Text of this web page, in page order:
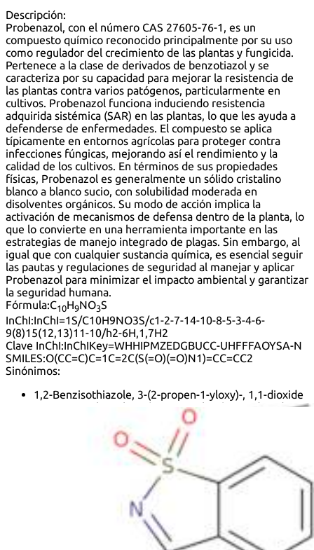
Descripción:
Probenazol, con el número CAS 27605-76-1, es un
compuesto químico reconocido principalmente por su uso
como regulador del crecimiento de las plantas y fungicida.
Pertenece a la clase de derivados de benzotiazol y se
caracteriza por su capacidad para mejorar la resistencia de
las plantas contra varios patógenos, particularmente en
cultivos. Probenazol funciona induciendo resistencia
adquirida sistémica (SAR) en las plantas, lo que les ayuda a
defenderse de enfermedades. El compuesto se aplica
típicamente en entornos agrícolas para proteger contra
infecciones fúngicas, mejorando así el rendimiento y la
calidad de los cultivos. En términos de sus propiedades
físicas, Probenazol es generalmente un sólido cristalino
blanco a blanco sucio, con solubilidad moderada en
disolventes orgánicos. Su modo de acción implica la
activación de mecanismos de defensa dentro de la planta, lo
que lo convierte en una herramienta importante en las
estrategias de manejo integrado de plagas. Sin embargo, al
igual que con cualquier sustancia química, es esencial seguir
las pautas y regulaciones de seguridad al manejar y aplicar
Probenazol para minimizar el impacto ambiental y garantizar
la seguridad humana.
Fórmula:C10H9NO3S
InChI:InChI=1S/C10H9NO3S/c1-2-7-14-10-8-5-3-4-6-
9(8)15(12,13)11-10/h2-6H,1,7H2
Clave InChI:InChIKey=WHHIPMZEDGBUCC-UHFFFAOYSA-N
SMILES:O(CC=C)C=1C=2C(S(=O)(=O)N1)=CC=CC2
Sinónimos:
1,2-Benzisothiazole, 3-(2-propen-1-yloxy)-, 1,1-dioxide
1,2-Benzisothiazole, 3-(2-propenyloxy)-, 1,1-dioxide
1,2-Benzisothiazole, 3-(allyloxy)-, 1,1-dioxide
3-(2-Propenyloxy)-1,2-benzisothiazole 1,1-dioxide
3-(Prop-2-En-1-Yloxy)-1,2-Benzothiazole 1,1-Dioxide
3-Allyloxy-1,2-benzisothiazol-1,1-dioxide
3-Allyloxy-1,2-benzisothiazole 1,1-dioxide
3-Allyloxy-1,2-benzisothiazole-1,1-oxide
PO 20 (pharmaceutical)